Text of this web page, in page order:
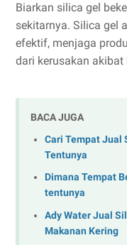
Biarkan silica gel
sekitarnya. Silica gel
efektif, menjaga
dari kerusakan akibat
BACA JUGA
Cari Tempat Jual
Tentunya
Dimana Tempat
tentunya
Ady Water Jual
Makanan Kering